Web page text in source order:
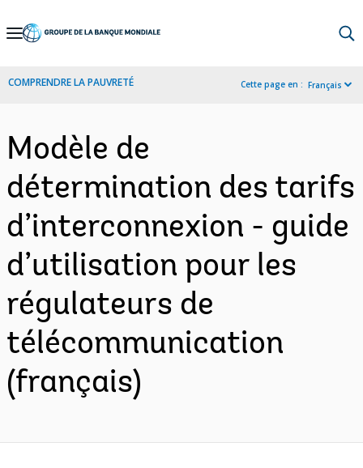
Skip
Navigation
COMPRENDRE LA PAUVRETÉ Cette page en : Français
Modèle de
détermination des tarifs
d’interconnexion - guide
d’utilisation pour les
régulateurs de
télécommunication
(français)